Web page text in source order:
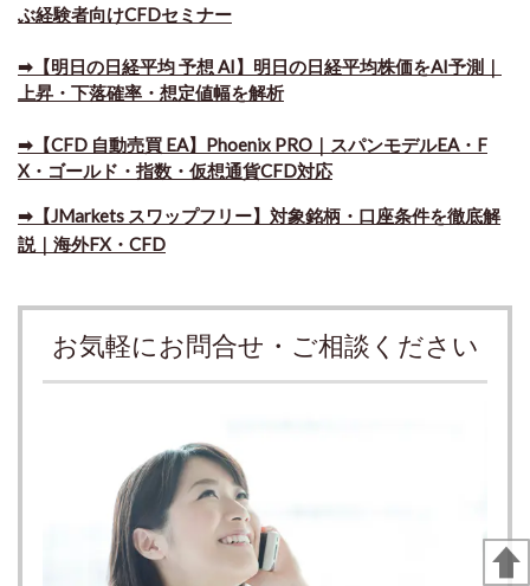
ぶ経験者向けCFDセミナー
➡【明日の日経平均 予想 AI】明日の日経平均株価をAI予測｜
上昇・下落確率・想定値幅を解析
➡​【CFD 自動売買 EA】Phoenix PRO｜スパンモデルEA・F
X・ゴールド・指数・仮想通貨CFD対応
➡​【JMarkets スワップフリー】対象銘柄・口座条件を徹底解
説｜海外FX・CFD
お気軽にお問合せ・ご相談ください